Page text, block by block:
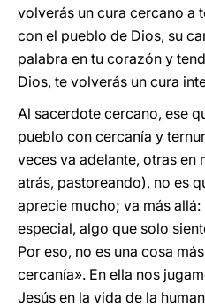
volverás un cura cercano a
con el pueblo de Dios, su
palabra en tu corazón y
Dios, te volverás un cura
Al sacerdote cercano, ese
pueblo con cercanía y
veces va adelante, otras en
atrás, pastoreando), no es
aprecie mucho; va más
especial, algo que solo
Por eso, no es una cosa
cercanía». En ella nos
Jesús en la vida de la